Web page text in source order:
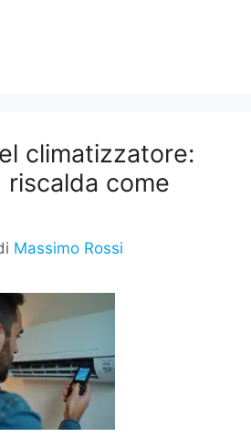
climatizzatore:
riscalda come
Massimo Rossi